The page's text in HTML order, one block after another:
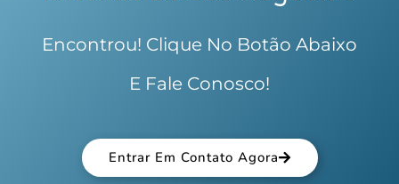
Encontrou! Clique No Botão Abaixo
E Fale Conosco!
Entrar Em Contato Agora